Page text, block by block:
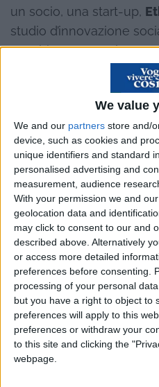
We value
We and our partners store and/
device, such as cookies and
unique identifiers and standard
personalised advertising and
measurement, audience
With your permission we and
geolocation data and
may click to consent to our and
described above. Alternatively
or access more detailed
preferences before consenting.
processing of your personal
but you have a right to object to
preferences will apply to this
preferences or withdraw your
to this site and clicking the
webpage.
un socio, una start-up,
studio d’innovazione
coaching e consulenza
ambientale per start-up
portare innovazioni nel
Inoltre, Claudio gestisce,
un blog di viaggi
conosciute in Italia e in
Maiorca, Claudio tesse
gente del posto e di uno
con la natura anche se,
l’uomo ha notato diversi
L’isola è presa d’assalto
mesi più caldi
posti, che prima erano
ora siano quasi
più, comprare o affittare